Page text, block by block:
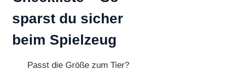
sparst du sicher
beim Spielzeug
Passt die Größe zum Tier?